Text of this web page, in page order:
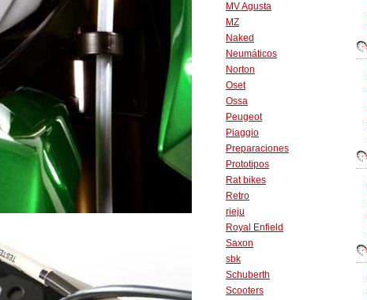
MV Agusta
MZ
Naked
Neumáticos
Norton
Oset
Ossa
Peugeot
Piaggio
Preparaciones
Prototipos
Rat bikes
Retro
rieju
Royal Enfield
Saxon
sbk
Schuberth
Scooters